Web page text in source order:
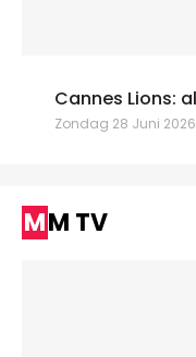
Cannes Lions:
Zondag 28 Juni 2026
MM TV